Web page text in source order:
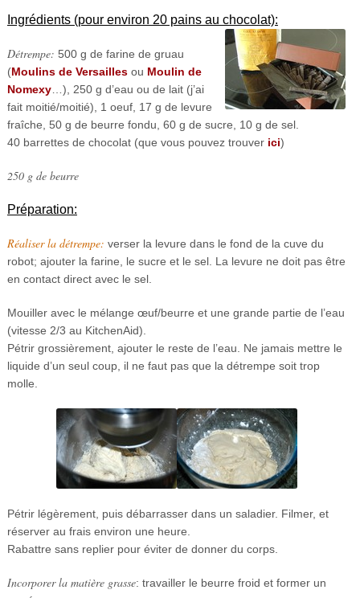
Ingrédients (pour environ 20 pains au chocolat):
Détrempe: 500 g de farine de gruau
(Moulins de Versaillesou Moulin de
Nomexy…), 250 g d’eau ou de lait (j’ai
fait moitié/moitié), 1 oeuf, 17 g de levure
fraîche, 50 g de beurre fondu, 60 g de sucre, 10 g de sel.
40 barrettes de chocolat (que vous pouvez trouver ici)
250 g de beurre
Préparation:
Réaliser la détrempe: verser la levure dans le fond de la cuve du
robot; ajouter la farine, le sucre et le sel. La levure ne doit pas être
en contact direct avec le sel.
Mouiller avec le mélange œuf/beurre et une grande partie de l’eau
(vitesse 2/3 au KitchenAid).
Pétrir grossièrement, ajouter le reste de l’eau. Ne jamais mettre le
liquide d’un seul coup, il ne faut pas que la détrempe soit trop
molle.
Pétrir légèrement, puis débarrasser dans un saladier. Filmer, et
réserver au frais environ une heure.
Rabattre sans replier pour éviter de donner du corps.
Incorporer la matière grasse: travailler le beurre froid et former un